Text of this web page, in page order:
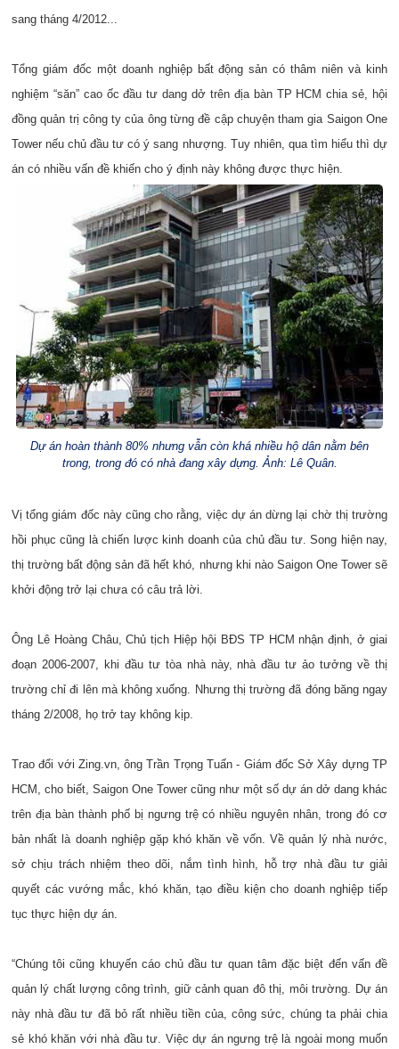
sang tháng 4/2012...
Tổng giám đốc một doanh nghiệp bất động sản có thâm niên và kinh
nghiệm “săn” cao ốc đầu tư dang dở trên địa bàn TP HCM chia sẻ, hội
đồng quản trị công ty của ông từng đề cập chuyện tham gia Saigon One
Tower nếu chủ đầu tư có ý sang nhượng. Tuy nhiên, qua tìm hiểu thì dự
án có nhiều vấn đề khiến cho ý định này không được thực hiện.
Dự án hoàn thành 80% nhưng vẫn còn khá nhiều hộ dân nằm bên
trong, trong đó có nhà đang xây dựng. Ảnh: Lê Quân.
Vị tổng giám đốc này cũng cho rằng, việc dự án dừng lại chờ thị trường
hồi phục cũng là chiến lược kinh doanh của chủ đầu tư. Song hiện nay,
thị trường bất động sản đã hết khó, nhưng khi nào Saigon One Tower sẽ
khởi động trở lại chưa có câu trả lời.
Ông Lê Hoàng Châu, Chủ tịch Hiệp hội BĐS TP HCM nhận định, ở giai
đoạn 2006-2007, khi đầu tư tòa nhà này, nhà đầu tư ảo tưởng về thị
trường chỉ đi lên mà không xuống. Nhưng thị trường đã đóng băng ngay
tháng 2/2008, họ trở tay không kịp.
Trao đổi với Zing.vn, ông Trần Trọng Tuấn - Giám đốc Sở Xây dựng TP
HCM, cho biết, Saigon One Tower cũng như một số dự án dở dang khác
trên địa bàn thành phố bị ngưng trệ có nhiều nguyên nhân, trong đó cơ
bản nhất là doanh nghiệp gặp khó khăn về vốn. Về quản lý nhà nước,
sở chịu trách nhiệm theo dõi, nắm tình hình, hỗ trợ nhà đầu tư giải
quyết các vướng mắc, khó khăn, tạo điều kiện cho doanh nghiệp tiếp
tục thực hiện dự án.
“Chúng tôi cũng khuyến cáo chủ đầu tư quan tâm đặc biệt đến vấn đề
quản lý chất lượng công trình, giữ cảnh quan đô thị, môi trường. Dự án
này nhà đầu tư đã bỏ rất nhiều tiền của, công sức, chúng ta phải chia
sẻ khó khăn với nhà đầu tư. Việc dự án ngưng trệ là ngoài mong muốn